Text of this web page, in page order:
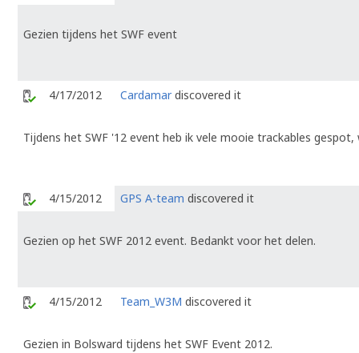
Gezien tijdens het SWF event
4/17/2012 Cardamardiscovered it
Tijdens het SWF '12 event heb ik vele mooie trackables
4/15/2012 GPS A-team discovered it
Gezien op het SWF 2012 event. Bedankt voor het delen.
4/15/2012 Team_W3M discovered it
Gezien in Bolsward tijdens het SWF Event 2012.